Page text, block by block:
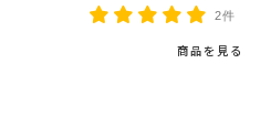
2件
商品を見る